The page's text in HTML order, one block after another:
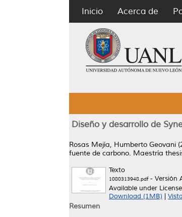
Inicio Acerca de
Diseño y desarrollo de
Rosas Mejía, Humberto Geovani
fuente de carbono. Maestría
Texto
1080313948.pdf- Versión
Available under License
Download (1MB)
Resumen